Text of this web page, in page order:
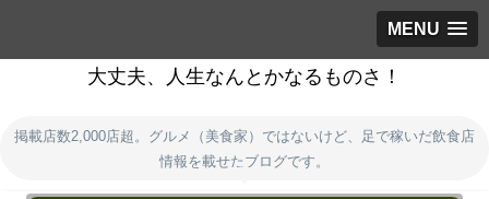
MENU
大丈夫、人生なんとかなるものさ！
掲載店数2,000店超。グルメ（美食家）ではないけど、足で稼いだ飲食店
情報を載せたブログです。